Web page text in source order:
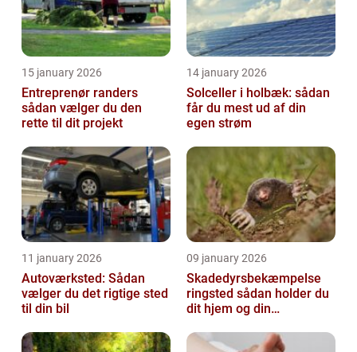
15 january 2026
Entreprenør randers
sådan vælger du den
rette til dit projekt
14 january 2026
Solceller i holbæk: sådan
får du mest ud af din
egen strøm
11 january 2026
Autoværksted: Sådan
vælger du det rigtige sted
til din bil
09 january 2026
Skadedyrsbekæmpelse
ringsted sådan holder du
dit hjem og din
gæster